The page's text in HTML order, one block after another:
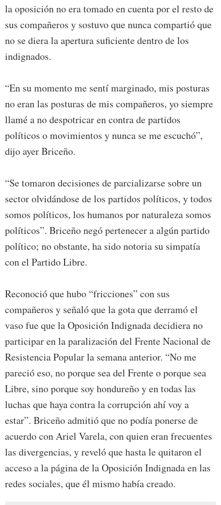
la oposición no era tomado en cuenta por el resto de
sus compañeros y sostuvo que nunca compartió que
no se diera la apertura suficiente dentro de los
indignados.
“En su momento me sentí marginado, mis posturas
no eran las posturas de mis compañeros, yo siempre
llamé a no despotricar en contra de partidos
políticos o movimientos y nunca se me escuchó”,
dijo ayer Briceño.
“Se tomaron decisiones de parcializarse sobre un
sector olvidándose de los partidos políticos, y todos
somos políticos, los humanos por naturaleza somos
políticos”. Briceño negó pertenecer a algún partido
político; no obstante, ha sido notoria su simpatía
con el Partido Libre.
Reconoció que hubo “fricciones” con sus
compañeros y señaló que la gota que derramó el
vaso fue que la Oposición Indignada decidiera no
participar en la paralización del Frente Nacional de
Resistencia Popular la semana anterior. “No me
pareció eso, no porque sea del Frente o porque sea
Libre, sino porque soy hondureño y en todas las
luchas que haya contra la corrupción ahí voy a
estar”. Briceño admitió que no podía ponerse de
acuerdo con Ariel Varela, con quien eran frecuentes
las divergencias, y reveló que hasta le quitaron el
acceso a la página de la Oposición Indignada en las
redes sociales, que él mismo había creado.